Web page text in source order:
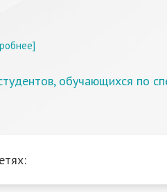
обучающихся по